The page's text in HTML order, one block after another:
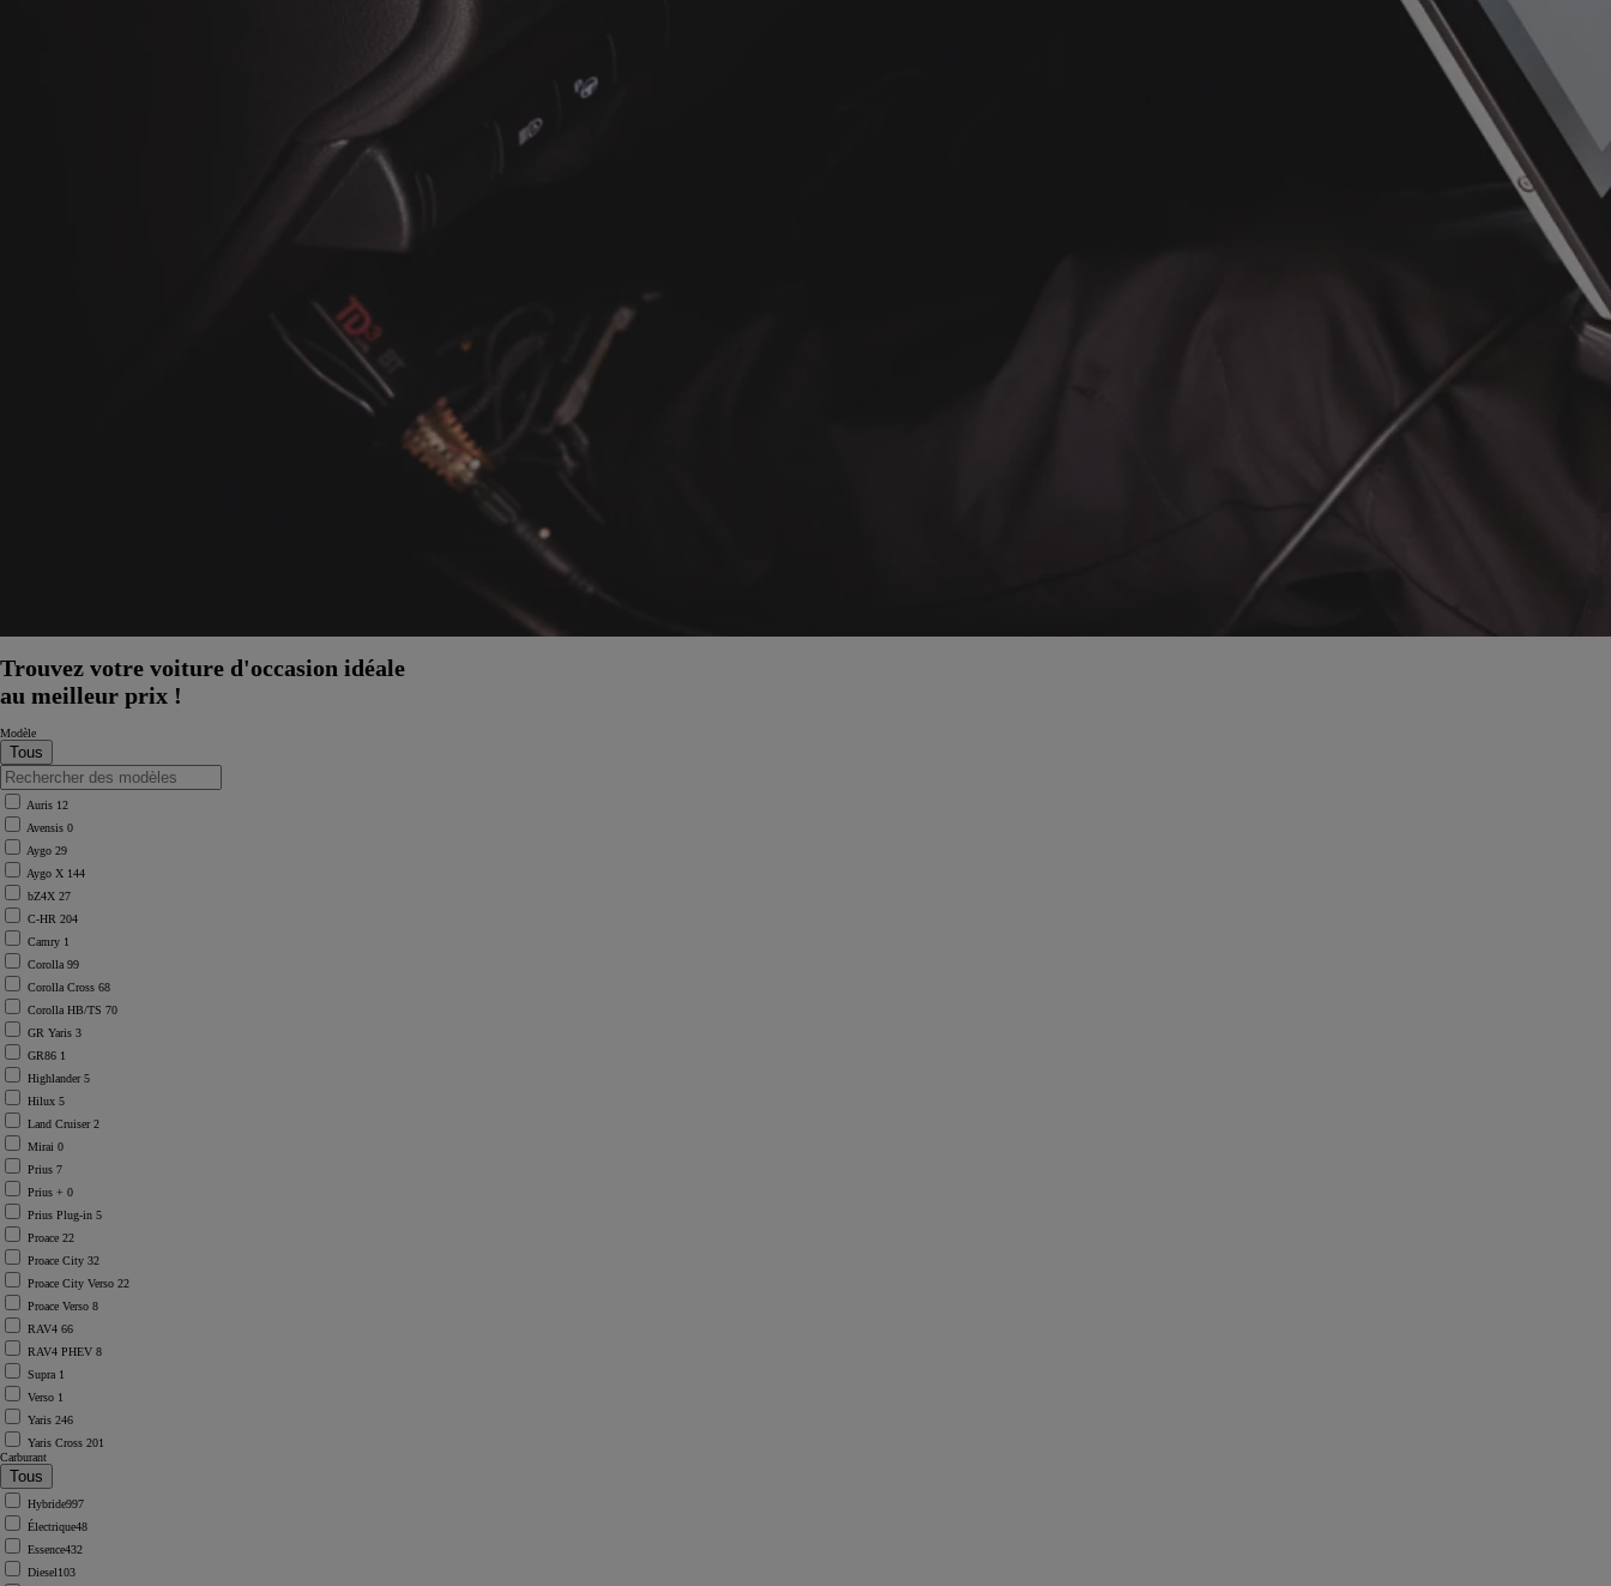
À partir de
ou financement à partir de
Trouvez votre voiture d'occasion idéale
au meilleur prix !
Modèle
Auris 12
Avensis 0
Aygo 29
Aygo X 144
bZ4X 27
C-HR 204
Camry 1
Corolla 99
Corolla Cross 68
Corolla HB/TS 70
GR Yaris 3
GR86 1
Highlander5
Hilux 5
Land Cruiser2
Mirai 0
Prius 7
Prius + 0
Prius Plug-in 5
Proace 22
Proace City 32
Proace City Verso 22
Proace Verso 8
RAV4 66
RAV4 PHEV 8
Supra 1
Verso 1
Yaris 246
Yaris Cross 201
Carburant
Hybride997
Électrique48
Essence432
Diesel103